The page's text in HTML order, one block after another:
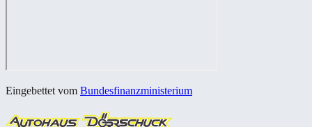
Eingebettet vom Bundesfinanzministerium